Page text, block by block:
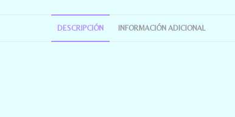
DESCRIPCIÓN INFORMACIÓN ADICIONAL